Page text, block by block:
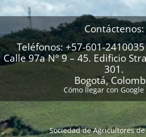
Contáctenos:
Teléfonos: +57-601-
Calle 97a N° 9 – 45. Edificio
301.
Bogotá,
Cómo llegar con Google
Sociedad de Agricultores